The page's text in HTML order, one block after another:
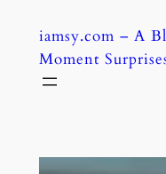
content
iamsy.com – A
Moment